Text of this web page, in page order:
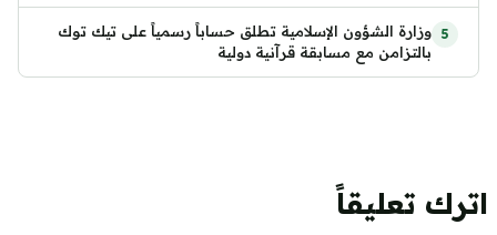
وزارة الشؤون الإسلامية تطلق حساباً رسمياً على تيك توك
بالتزامن مع مسابقة قرآنية دولية
اترك تعليقاً